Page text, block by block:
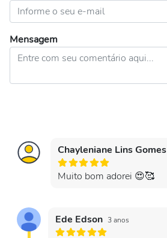
Mensagem
Chayleniane Lins Gomes
Muito bom adorei 😍🥰
Ede Edson 3 anos